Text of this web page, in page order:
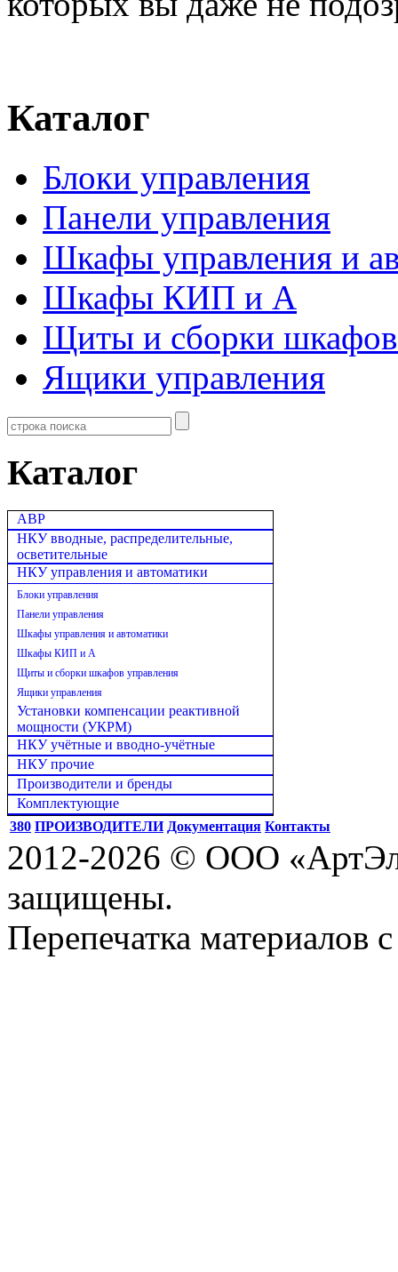
Каталог
Блоки управления
Панели управления
Шкафы управления и
Шкафы КИП и А
Щиты и сборки шкафов
Ящики управления
Каталог
АВР
НКУ вводные, распределительные,
осветительные
НКУ управления и автоматики
Блоки управления
Панели управления
Шкафы управления и автоматики
Шкафы КИП и А
Щиты и сборки шкафов управления
Ящики управления
Установки компенсации реактивной
мощности (УКРМ)
НКУ учётные и вводно-учётные
НКУ прочие
Производители и бренды
Комплектующие
380 ПРОИЗВОДИТЕЛИ Документация Контакты
2012-2026 © ООО
защищены.
Перепечатка материалов